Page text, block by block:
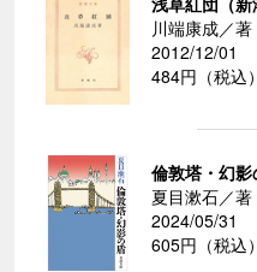
川端康成／著
2012/12/01
484円（税込）
倫敦塔・幻影
夏目漱石／著
2024/05/31
605円（税込）